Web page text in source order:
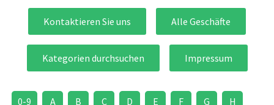
Kontaktieren Sie uns Alle Geschäfte
Kategorien durchsuchen Impressum
0-9 A B C D E F G H